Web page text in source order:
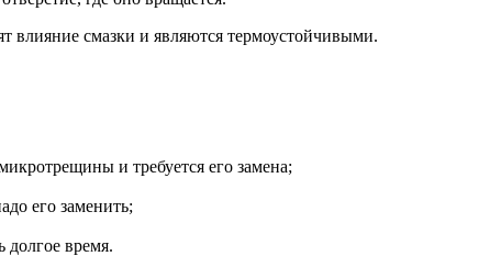
влияние смазки и являются термоустойчивыми.
и требуется его замена;
его заменить;
долгое время.